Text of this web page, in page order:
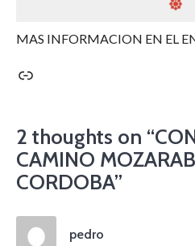
MAS INFORMACION EN EL
Enlace
2 thoughts on “
CAMINO
CORDOBA”
pedro